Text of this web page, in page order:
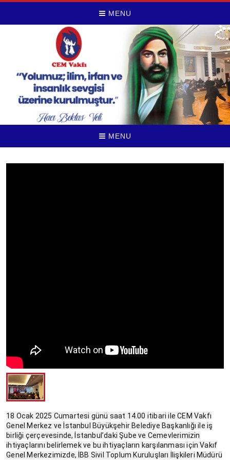
MENU
MENU
18 Ocak 2025 Cumartesi günü saat 14.00 itibari ile CEM Vakfı
Genel Merkez ve İstanbul Büyükşehir Belediye Başkanlığı ile iş
birliği çerçevesinde, İstanbul’daki Şube ve Cemevlerimizin
ihtiyaçlarını belirlemek ve bu ihtiyaçların karşılanması için Vakıf
Genel Merkezimizde, İBB Sivil Toplum Kuruluşları İlişkileri Müdürü